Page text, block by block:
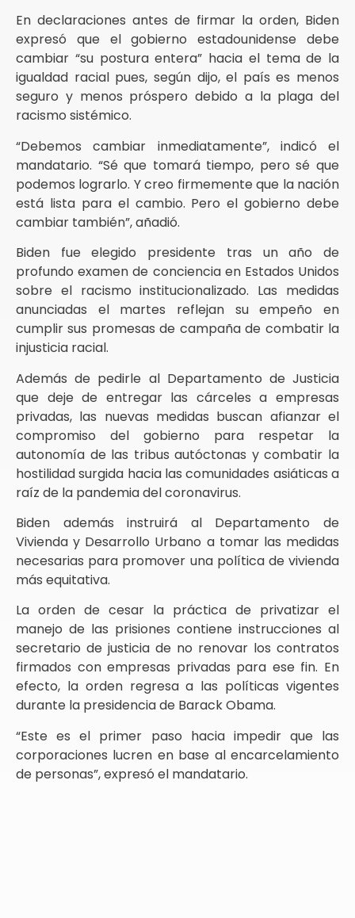
En declaraciones antes de firmar la orden, Biden
expresó que el gobierno estadounidense debe
cambiar “su postura entera” hacia el tema de la
igualdad racial pues, según dijo, el país es menos
seguro y menos próspero debido a la plaga del
racismo sistémico.
“Debemos cambiar inmediatamente”, indicó el
mandatario. “Sé que tomará tiempo, pero sé que
podemos lograrlo. Y creo firmemente que la nación
está lista para el cambio. Pero el gobierno debe
cambiar también”, añadió.
Biden fue elegido presidente tras un año de
profundo examen de conciencia en Estados Unidos
sobre el racismo institucionalizado. Las medidas
anunciadas el martes reflejan su empeño en
cumplir sus promesas de campaña de combatir la
injusticia racial.
Además de pedirle al Departamento de Justicia
que deje de entregar las cárceles a empresas
privadas, las nuevas medidas buscan afianzar el
compromiso del gobierno para respetar la
autonomía de las tribus autóctonas y combatir la
hostilidad surgida hacia las comunidades asiáticas a
raíz de la pandemia del coronavirus.
Biden además instruirá al Departamento de
Vivienda y Desarrollo Urbano a tomar las medidas
necesarias para promover una política de vivienda
más equitativa.
La orden de cesar la práctica de privatizar el
manejo de las prisiones contiene instrucciones al
secretario de justicia de no renovar los contratos
firmados con empresas privadas para ese fin. En
efecto, la orden regresa a las políticas vigentes
durante la presidencia de Barack Obama.
“Este es el primer paso hacia impedir que las
corporaciones lucren en base al encarcelamiento
de personas”, expresó el mandatario.